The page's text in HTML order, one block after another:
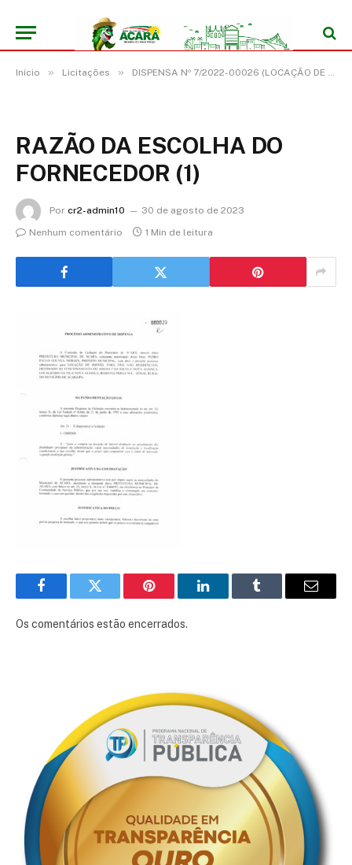
Início » Licitações » DISPENSA Nº 7/2022-00026 (LOCAÇÃO DE IMÓVEL PARA FINS NÃO RESIDENCIAIS, DESTINADO AO FUNCIONAMENTO DO ANEXO 2 DA ESCOLA NOVA ALIANÇA, LOCALIZADA NA VILA NOVA ALIANÇA, RODOVIA PERNA SUL – ZONA RURAL DO MUNICÍPIO DE ACARÁ/PA)
RAZÃO DA ESCOLHA DO
FORNECEDOR (1)
Por cr2-admin10
30 de agosto de 2023
Nenhum comentário
1 Min de leitura
FacebookTwitter Pinterest LinkedInTumblr
E-
Os comentários estão encerrados.